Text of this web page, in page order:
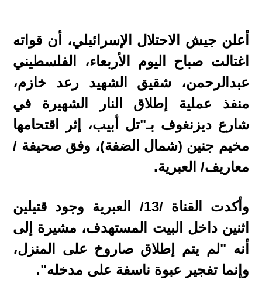
أعلن جيش الاحتلال الإسرائيلي، أن قواته
اغتالت صباح اليوم الأربعاء، الفلسطيني
عبدالرحمن، شقيق الشهيد رعد خازم،
منفذ عملية إطلاق النار الشهيرة في
شارع ديزنغوف بـ"تل أبيب، إثر اقتحامها
مخيم جنين (شمال الضفة)، وفق صحيفة /
معاريف/ العبرية.
وأكدت القناة /13/ العبرية وجود قتيلين
اثنين داخل البيت المستهدف، مشيرة إلى
أنه "لم يتم إطلاق صاروخ على المنزل،
وإنما تفجير عبوة ناسفة على مدخله".